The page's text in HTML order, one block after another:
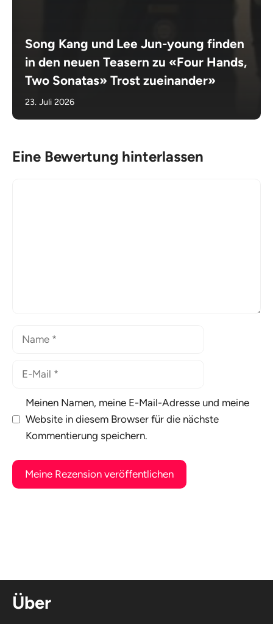
Song Kang und Lee Jun-young finden
in den neuen Teasern zu «Four Hands,
Two Sonatas» Trost zueinander»
23. Juli 2026
Eine Bewertung hinterlassen
Name
Meinen Namen, meine E-Mail-Adresse und meine
Website in diesem Browser für die nächste
Kommentierung speichern.
Über